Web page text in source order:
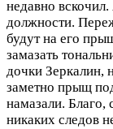
недавно
должности.
будут на его
замазать
дочки Зеркалин,
заметно прыщ
намазали. Благо,
никаких следов